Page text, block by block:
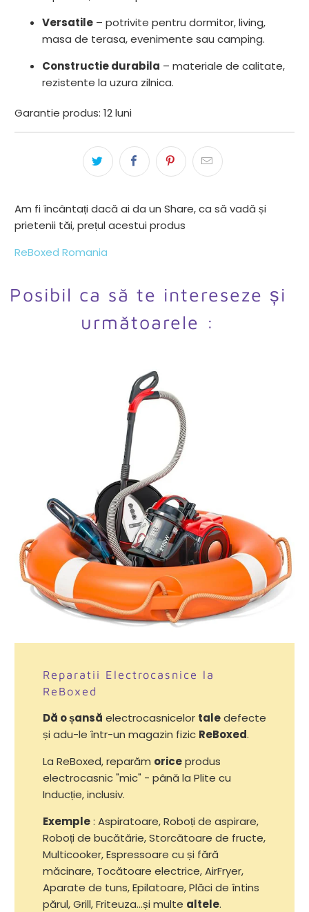
Versatile – potrivite pentru dormitor, living,
masa de terasa, evenimente sau camping.
Constructie durabila – materiale de calitate,
rezistente la uzura zilnica.
Garantie produs: 12 luni
Am fi încântați dacă ai da un Share, ca să vadă și
prietenii tăi, prețul acestui produs
ReBoxed Romania
Posibil ca să te intereseze și
următoarele :
Reparatii Electrocasnice la
ReBoxed
Dă o șansă electrocasnicelor taledefecte
și adu-le într-un magazin fizic ReBoxed.
La ReBoxed, reparăm oriceprodus
electrocasnic "mic" - până la Plite cu
Inducție, inclusiv.
Exemple: Aspiratoare, Roboți de aspirare,
Roboți de bucătărie, Storcătoare de fructe,
Multicooker, Espressoare cu și fără
măcinare, Tocătoare electrice, AirFryer,
Aparate de tuns, Epilatoare, Plăci de întins
părul, Grill, Friteuza...și multe altele.